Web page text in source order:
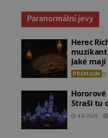
Paranormální jevy
Herec
muzikant
Jaké
zážitky?
PREMIUM
Straší tu
4.8.2026